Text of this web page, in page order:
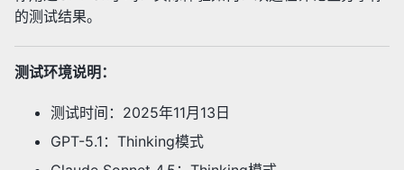
的测试结果。
测试环境说明：
测试时间：2025年11月13日
GPT-5.1：Thinking模式